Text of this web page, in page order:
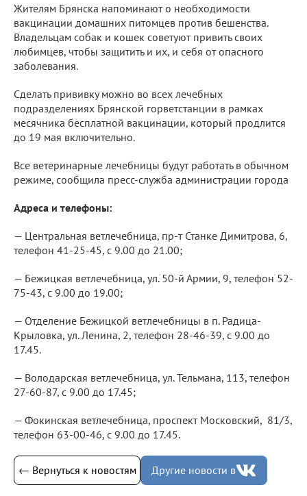
Жителям Брянска напоминают о необходимости
вакцинации домашних питомцев против бешенства.
Владельцам собак и кошек советуют привить своих
любимцев, чтобы защитить и их, и себя от опасного
заболевания.
Сделать прививку можно во всех лечебных
подразделениях Брянской горветстанции в рамках
месячника бесплатной вакцинации, который продлится
до 19 мая включительно.
Все ветеринарные лечебницы будут работать в обычном
режиме, сообщила пресс-служба администрации города
Адреса и телефоны:
— Центральная ветлечебница, пр-т Станке Димитрова, 6,
телефон 41-25-45, с 9.00 до 21.00;
— Бежицкая ветлечебница, ул. 50-й Армии, 9, телефон 52-
75-43, с 9.00 до 19.00;
— Отделение Бежицкой ветлечебницы в п. Радица-
Крыловка, ул. Ленина, 2, телефон 28-46-39, с 9.00 до
17.45.
— Володарская ветлечебница, ул. Тельмана, 113, телефон
27-60-87, с 9.00 до 17.45;
— Фокинская ветлечебница, проспект Московский, 81/3,
телефон 63-00-46, с 9.00 до 17.45.
← Вернуться к новостям Другие новости в